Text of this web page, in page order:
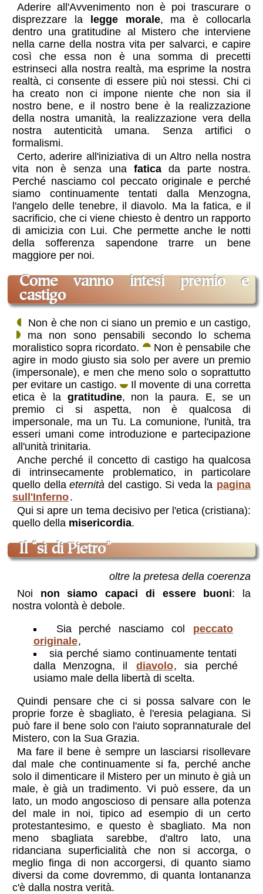
Aderire all'Avvenimento non è poi trascurare o
disprezzare la
legge morale, ma è collocarla
dentro una gratitudine al Mistero che interviene
nella carne della nostra vita per salvarci, e capire
così che essa non è una somma di precetti
estrinseci alla nostra realtà, ma esprime la nostra
realtà, ci consente di essere più noi stessi. Chi ci
ha creato non ci impone niente che non sia il
nostro bene, e il nostro bene è la realizzazione
della nostra umanità, la realizzazione vera della
nostra autenticità umana. Senza artifici o
formalismi.
Certo, aderire all'iniziativa di un Altro nella nostra
vita non è senza una faticada parte nostra.
Perché nasciamo col peccato originale e perché
siamo continuamente tentati dalla Menzogna,
l'angelo delle tenebre, il diavolo. Ma la fatica, e il
sacrificio, che ci viene chiesto è dentro un rapporto
di amicizia con Lui. Che permette anche le notti
della sofferenza sapendone trarre un bene
maggiore per noi.
come vanno intesi premio e
castigo
Non è che non ci siano un premio e un castigo,
ma non sono pensabili secondo lo schema
moralistico sopra ricordato.
Non è pensabile che
agire in modo giusto sia solo per avere un premio
(impersonale), e men che meno solo o soprattutto
per evitare un castigo.
Il movente di una corretta
etica è la gratitudine, non la paura. E, se un
premio ci si aspetta, non è qualcosa di
impersonale, ma un Tu. La comunione, l'unità, tra
esseri umani come introduzione e partecipazione
all'unità trinitaria.
Anche perché il concetto di castigo ha qualcosa
di intrinsecamente problematico, in particolare
quello dellaeternità del castigo. Si veda la pagina
sull'Inferno.
Qui si apre un tema decisivo per l'etica (cristiana):
quello della misericordia.
Il “sì di Pietro”
oltre la pretesa della coerenza
Noi non siamo capaci di essere buoni: la
nostra volontà è debole.
Sia perché nasciamo col
peccato
originale,
sia perché siamo continuamente tentati
dalla Menzogna, il
diavolo, sia perché
usiamo male della libertà di scelta.
Quindi pensare che ci si possa salvare con le
proprie forze è sbagliato, è l'eresia pelagiana. Si
può fare il bene solo con l'aiuto soprannaturale del
Mistero, con la Sua Grazia.
Ma fare il bene è sempre un lasciarsi risollevare
dal male che continuamente si fa, perché anche
solo il dimenticare il Mistero per un minuto è già un
male, è già un tradimento. Vi può essere, da un
lato, un modo angoscioso di pensare alla potenza
del male in noi, tipico ad esempio di un certo
protestantesimo, e questo è sbagliato. Ma non
meno sbagliata sarebbe, d'altro lato, una
ridanciana superficialità che non si accorga, o
meglio finga di non accorgersi, di quanto siamo
diversi da come dovremmo, di quanta lontananza
c'è dalla nostra verità.